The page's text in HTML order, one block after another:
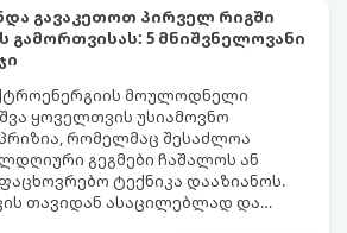
გავაკეთოთ პირველ რიგში
გამორთვისას: 5 მნიშვნელოვანი
მოულოდნელი
ყოველთვის უსიამოვნო
რომელმაც შესაძლოა
გეგმები ჩაშალოს ან
ტექნიკა დააზიანოს.
თავიდან ასაცილებლად და